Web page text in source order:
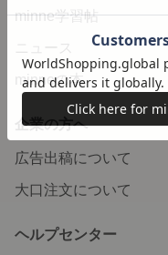
minne学習帖
ニュース
minneの本
企業の方へ
広告出稿について
大口注文について
ヘルプセンター